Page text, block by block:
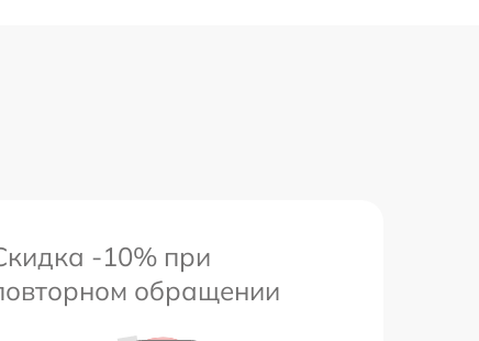
-10% при
обращении